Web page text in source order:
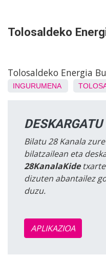
Tolosaldeko
Tolosaldeko Energia
INGURUMENA
Bilatu 28 Kanala
bilatzailean eta
28KanalaKide
dizuten abantailez
duzu.
APLIKAZIOA